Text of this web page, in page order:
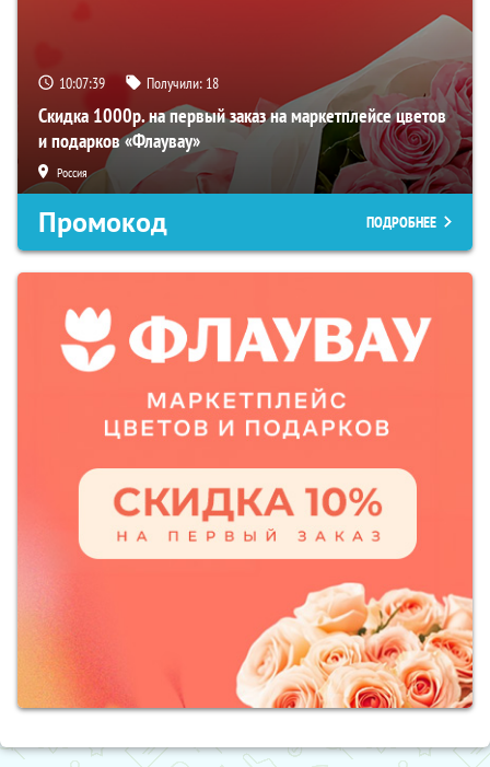
10:07:38 Получили: 18
Скидка 1000р. на первый заказ на маркетплейсе цветов
и подарков «Флаувау»
Россия
Промокод ПОДРОБНЕЕ